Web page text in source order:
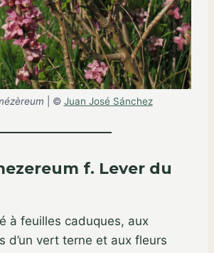
| © Juan José Sánchez
f. Lever du
à feuilles caduques, aux
d’un vert terne et aux fleurs